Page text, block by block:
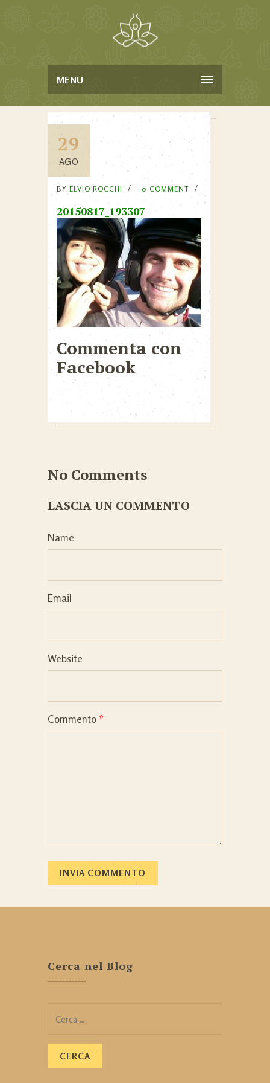
MENU
29
AGO
BY ELVIO ROCCHI 0 COMMENT
20150817_193307
Commenta con
Facebook
No Comments
LASCIA UN COMMENTO
Name
Email
Website
Commento *
Cerca nel Blog